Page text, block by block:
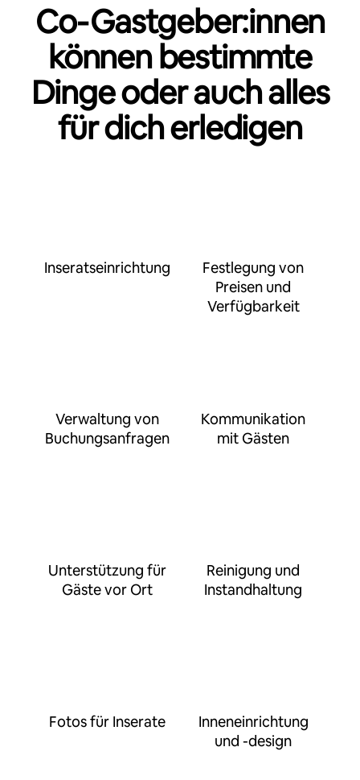
Co‑Gastgeber:innen
können bestimmte
Dinge oder auch alles
für dich erledigen
Inseratseinrichtung
Festlegung von
Preisen und
Verfügbarkeit
Verwaltung von
Buchungsanfragen
Kommunikation
mit Gästen
Unterstützung für
Gäste vor Ort
Reinigung und
Instandhaltung
Fotos für Inserate
Inneneinrichtung
und -design